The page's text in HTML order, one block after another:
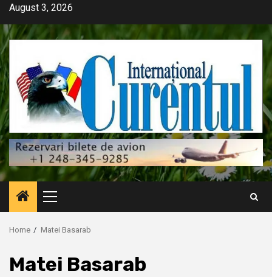
Skip
content
August 3, 2026
Primary
Menu
Home Matei Basarab
Matei Basarab